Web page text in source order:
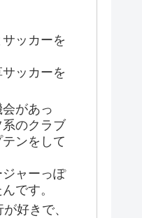
ッカーを
ッカーを
があっ
のクラブ
ンをして
ャーっぽ
です。
好きで、